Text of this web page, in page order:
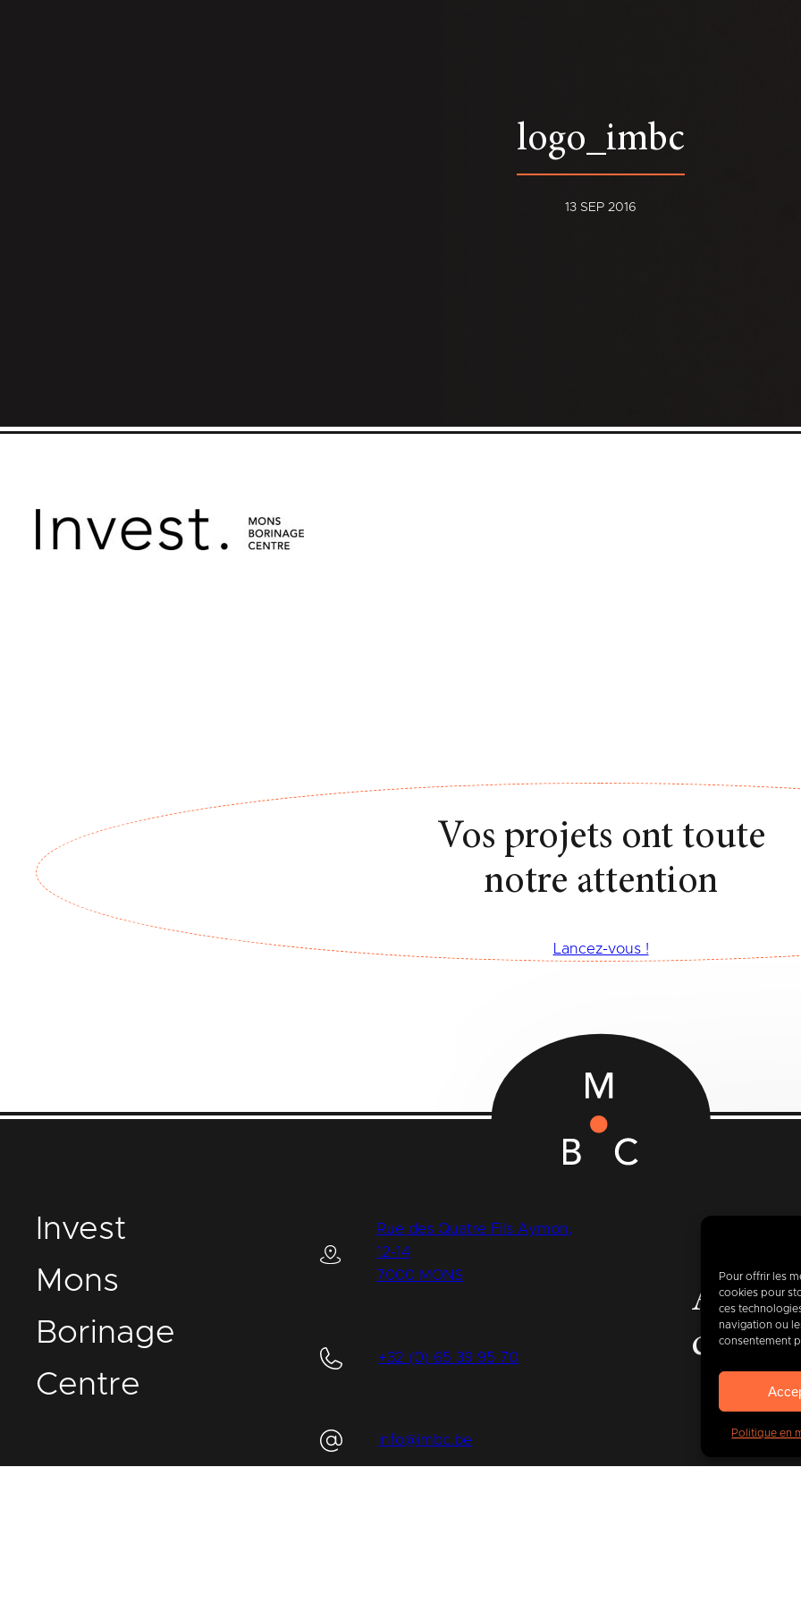
Pour offrir les
cookies pour
ces
navigation ou
consentement
Politique en
logo_imbc
13 SEP 2016
Vos projets ont toute
notre attention
Lancez-vous !
nvest
Mons
Borinage
Centre
Rue des Quatre Fils Aymon,
12-14
7000 MONS
+32 (0) 65 39 95 70
info@imbc.be
de400